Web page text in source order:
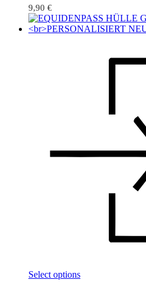
9,90 €
Select options